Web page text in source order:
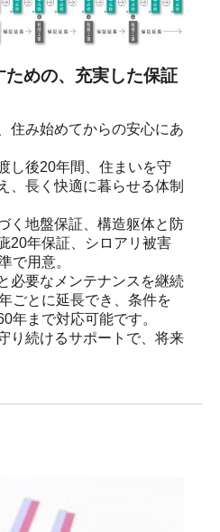
めの、充実した保証
住み始めてからの安心にあ
し後20年間、住まいを守
、長く快適に暮らせる体制
く地盤保証、構造躯体と防
20年保証、シロアリ被害
で用意。
必要なメンテナンスを継続
ごとに延長でき、条件を
年まで対応可能です。
り続けるサポートで、将来